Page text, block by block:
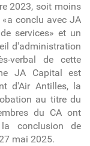
2023, soit moins
conclu avec JA
services» et un
d'administration
verbal de cette
JA Capital est
d'Air Antilles, la
au titre du
du CA ont
conclusion de
mai 2025.